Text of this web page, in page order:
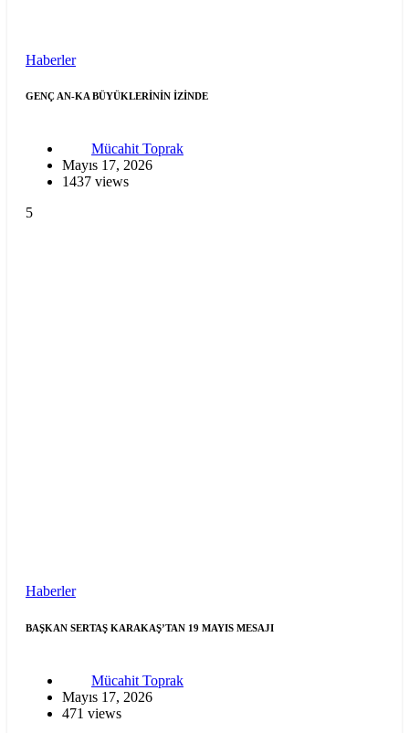
Haberler
GENÇ AN-KA BÜYÜKLERİNİN İZİNDE
Mücahit Toprak
Mayıs 17, 2026
1437 views
5
Haberler
BAŞKAN SERTAŞ KARAKAŞ’TAN 19 MAYIS MESAJI
Mücahit Toprak
Mayıs 17, 2026
471 views